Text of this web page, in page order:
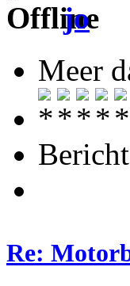
jo
Meer
Re: